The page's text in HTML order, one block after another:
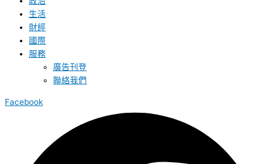
生活
財經
國際
服務
廣告刊登
聯絡我們
Facebook